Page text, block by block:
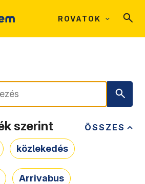
ROVATOK
ÖSSZES
szerint
közlekedés
Arrivabus